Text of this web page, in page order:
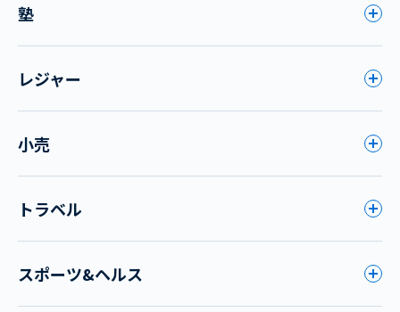
塾
レジャー
小売
トラベル
スポーツ&ヘルス